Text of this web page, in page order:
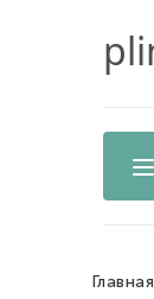
Главная